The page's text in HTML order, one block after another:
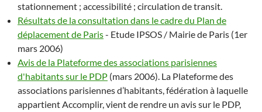
stationnement ; accessibilité ; circulation de transit.
Résultats de la consultation dans le cadre du Plan de
déplacement de Paris- Etude IPSOS / Mairie de Paris (1er
mars 2006)
Avis de la Plateforme des associations parisiennes
d'habitants sur le PDP (mars 2006). La Plateforme des
associations parisiennes d’habitants, fédération à laquelle
appartient Accomplir, vient de rendre un avis sur le PDP,